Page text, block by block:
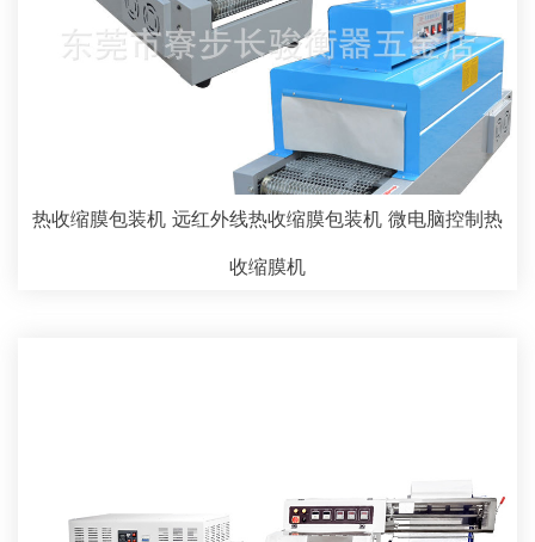
热收缩膜包装机 远红外线热收缩膜包装机 微电脑控制热
收缩膜机